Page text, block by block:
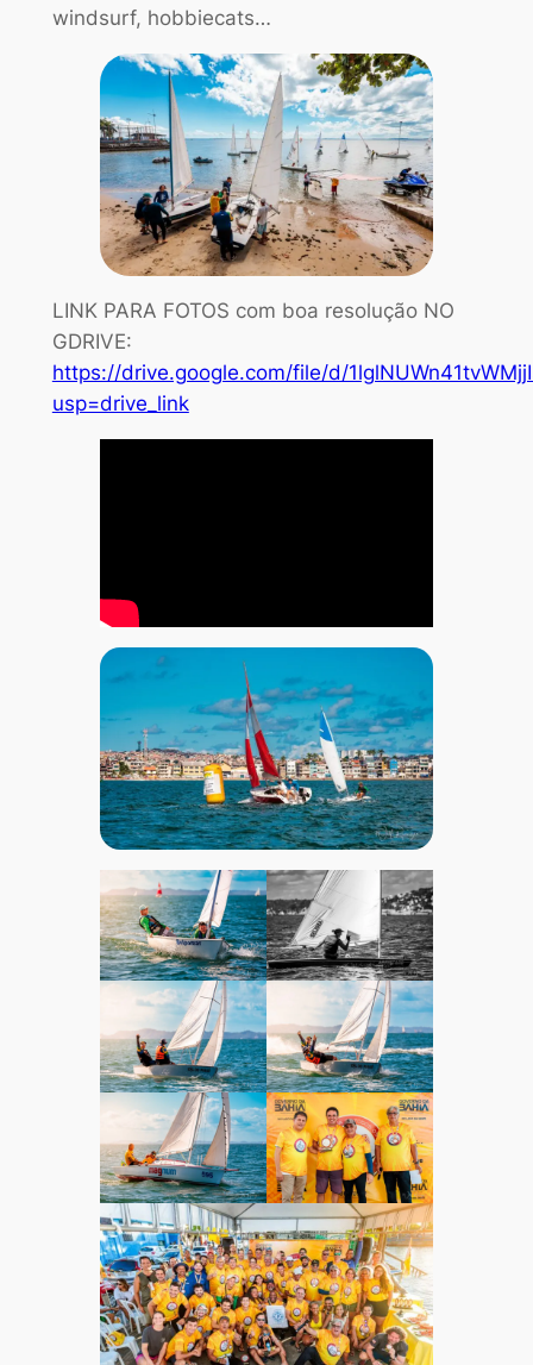
windsurf, hobbiecats…
LINK PARA FOTOS com boa resolução NO
GDRIVE:
https://drive.google.com/file/d/
usp=drive_link